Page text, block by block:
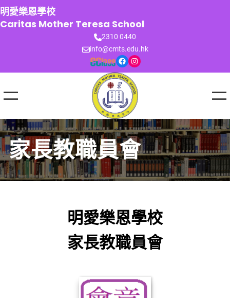
跳
至
主
明愛樂恩學校
Caritas Mother Teresa School
2310 0440
info@cmts.edu.hk
Facebook Instagram
家長教職員會
明愛樂恩學校
家長教職員會